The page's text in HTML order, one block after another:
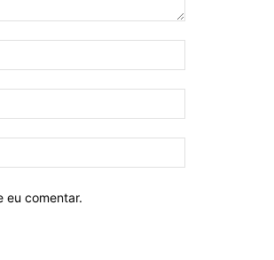
eu comentar.